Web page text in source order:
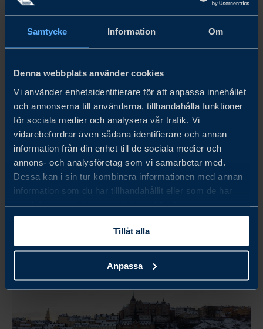
Samtycke Information Om
Denna webbplats använder cookies
Vi använder enhetsidentifierare för att anpassa innehållet
och annonserna till användarna, tillhandahålla funktioner
för sociala medier och analysera vår trafik. Vi
vidarebefordrar även sådana identifierare och annan
information från din enhet till de sociala medier och
annons- och analysföretag som vi samarbetar med.
Dessa kan i sin tur kombinera informationen med annan
information som du har tillhandahållit eller som de har
samlat in när du har använt deras tjänster.
Tillåt alla
Anpassa
USA BUSINESS CLIMATE SURVEY 2021
LÄS MER